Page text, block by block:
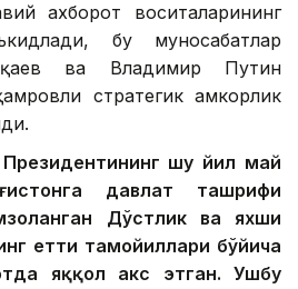
ахборот воситаларининг
бу муносабатлар
ва Владимир Путин
стратегик ҳамкорлик
шу йил май
давлат ташрифи
Дўстлик ва яхши
етти тамойиллари бўйича
яққол акс этган. Ушбу